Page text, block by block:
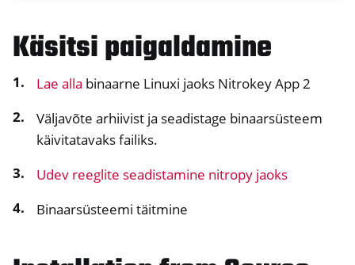
Käsitsi paigaldamine
Lae alla binaarne Linuxi jaoks Nitrokey App 2
Väljavõte arhiivist ja seadistage binaarsüsteem
käivitatavaks failiks.
Udev reeglite seadistamine nitropy jaoks
Binaarsüsteemi täitmine